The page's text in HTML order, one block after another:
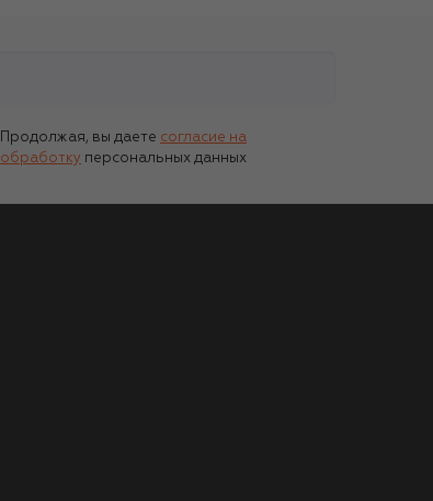
Продолжая, вы даете согласие на
обработку персональных данных